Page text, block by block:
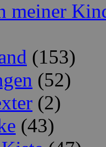
meiner
(153)
(52)
(2)
(43)